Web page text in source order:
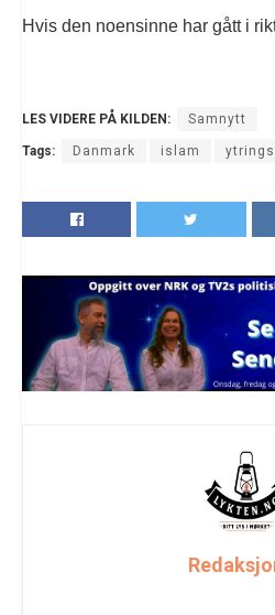
Hvis den noensinne har gått i
LES VIDERE PÅ KILDEN: Samnytt
Tags: Danmark islam